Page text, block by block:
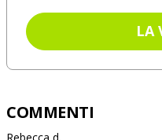
LA
COMMENTI